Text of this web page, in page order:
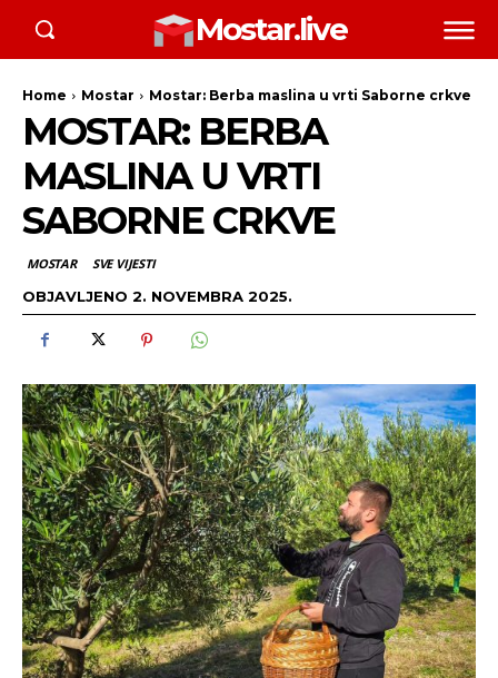
Mostar.live
Home Mostar Mostar: Berba maslina u vrti Saborne crkve
MOSTAR: BERBA
MASLINA U VRTI
SABORNE CRKVE
MOSTAR SVE VIJESTI
OBJAVLJENO 2. NOVEMBRA 2025.